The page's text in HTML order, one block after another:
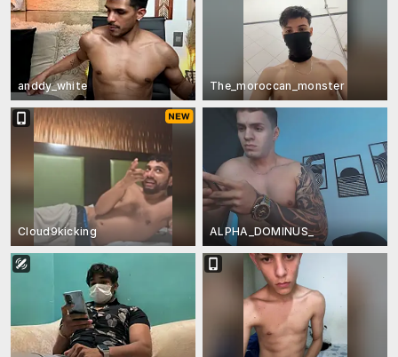
anddy_white The_moroccan_monster
Cloud9kicking ALPHA_DOMINUS_